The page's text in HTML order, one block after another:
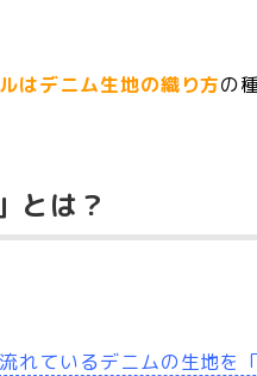
はデニム生地の織り方の
とは？
れているデニムの生地を